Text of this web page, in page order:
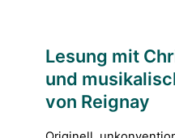
Lesung mit
und
von Reignay